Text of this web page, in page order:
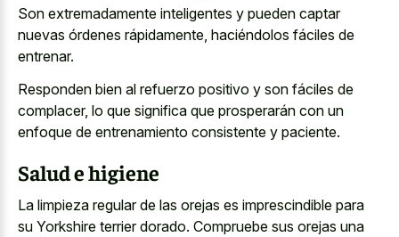
Son extremadamente inteligentes y pueden captar
nuevas órdenes rápidamente, haciéndolos fáciles de
entrenar.
Responden bien al refuerzo positivo y son fáciles de
complacer, lo que significa que prosperarán con un
enfoque de entrenamiento consistente y paciente.
Salud e higiene
La limpieza regular de las orejas es imprescindible para
su Yorkshire terrier dorado. Compruebe sus orejas una